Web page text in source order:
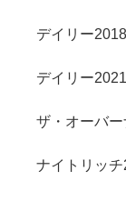
デイリー2018
デイリー2021
ザ・オーバー
ナイトリッ